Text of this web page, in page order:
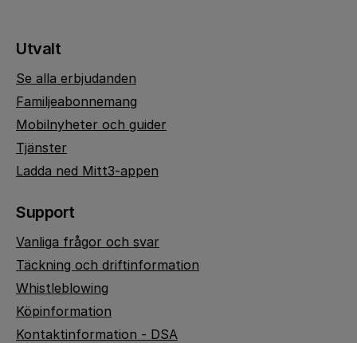
Utvalt
Se alla erbjudanden
Familjeabonnemang
Mobilnyheter och guider
Tjänster
Ladda ned Mitt3-appen
Support
Vanliga frågor och svar
Täckning och driftinformation
Whistleblowing
Köpinformation
Kontaktinformation - DSA